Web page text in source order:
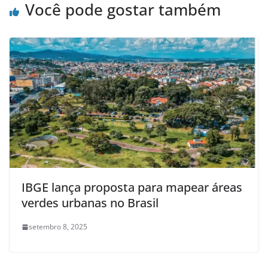
Você pode gostar também
IBGE lança proposta para mapear áreas
verdes urbanas no Brasil
setembro 8, 2025